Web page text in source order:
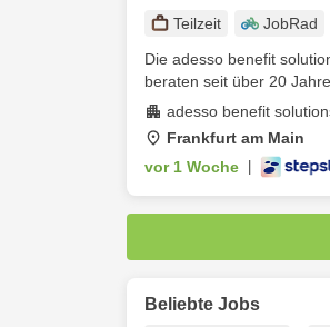
Teilzeit JobRad
Die adesso benefit
beraten seit über 20
adesso benefit
Frankfurt am Main
vor 1 Woche
Beliebte Jobs